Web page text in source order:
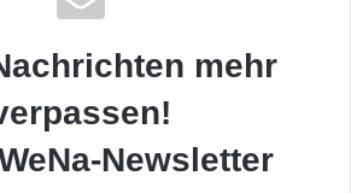
mehr
Newsletter